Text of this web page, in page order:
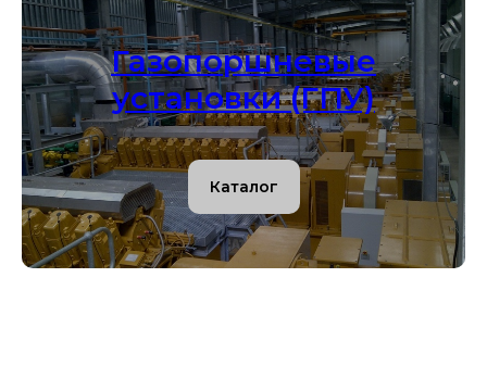
Газопоршневые
установки (ГПУ)
Каталог